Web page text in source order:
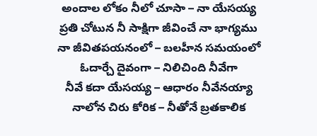
అందాల లోకం నీలో చూసా – నా యేసయ్య
ప్రతి చోటున నీ సాక్షిగా జీవించే నా భాగ్యము
నా జీవితపయనంలో – బలహీన సమయంలో
ఓదార్చే దైవంగా – నిలిచింది నీవేగా
నీవే కదా యేసయ్య – ఆధారం నీవేనయ్యా
నాలోన చిరు కోరిక – నీతోనే బ్రతకాలిక